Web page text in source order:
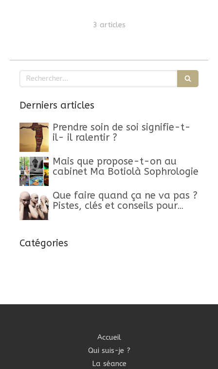
3 articles
Rechercher
Derniers articles
Prendre soin de soi signifie-t-
il- il ralentir ?
Mais que propose-t-on au
cabinet Ma Botiolà Sophrologie
Que faire quand ça ne va pas ?
Pistes, clés et conseils pour
Catégories
Accueil
Qui suis-je ?
La séance